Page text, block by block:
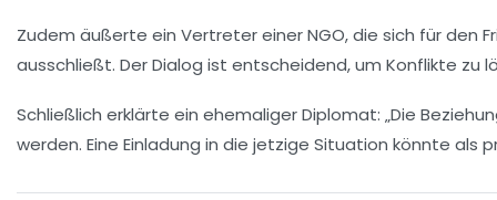
Zudem äußerte ein Vertreter einer NGO, die sich für den
ausschließt. Der Dialog ist entscheidend, um Konflikte zu
Schließlich erklärte ein ehemaliger Diplomat: „Die
werden. Eine Einladung in die jetzige Situation könnte als